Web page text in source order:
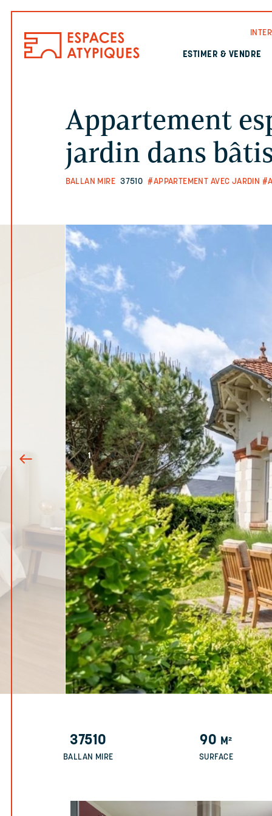
ESTIMER & VENDRE
Appartement
jardin dans
BALLAN MIRE 37510 #APPARTEMENT AVEC JARDIN
1 | 4
37510
BALLAN MIRE
90 M²
SURFACE